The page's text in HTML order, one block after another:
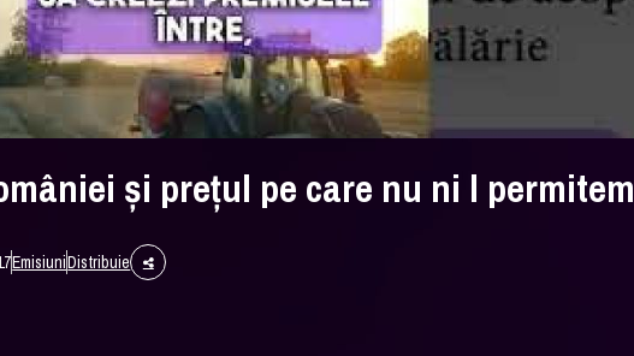
și prețul pe care nu ni l permitem
EmisiuniDistribuie